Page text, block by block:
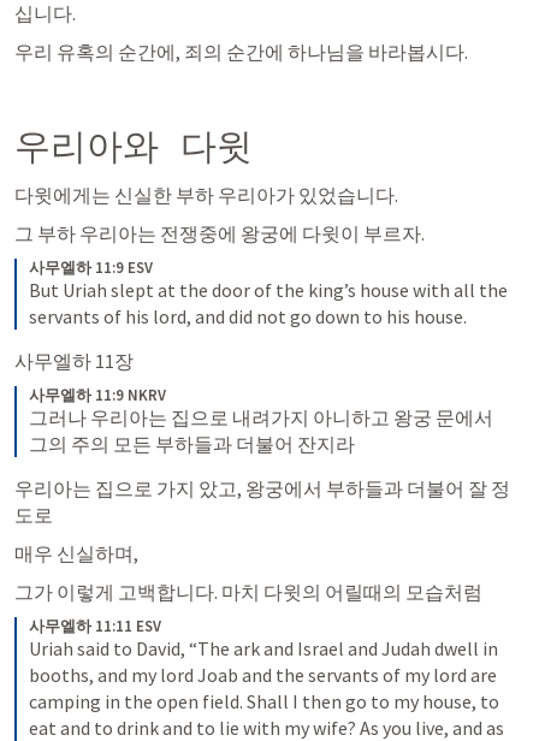
십니다.
우리 유혹의 순간에, 죄의 순간에 하나님을 바라봅시다.
우리아와  다윗
다윗에게는 신실한 부하 우리아가 있었습니다.
그 부하 우리아는 전쟁중에 왕궁에 다윗이 부르자.
사무엘하 11:9 ESV
But Uriah slept at the door of the king’s house with all the
servants of his lord, and did not go down to his house.
사무엘하 11장
사무엘하 11:9 NKRV
그러나 우리아는 집으로 내려가지 아니하고 왕궁 문에서
그의 주의 모든 부하들과 더불어 잔지라
우리아는 집으로 가지 았고, 왕궁에서 부하들과 더불어 잘 정
도로
매우 신실하며,
그가 이렇게 고백합니다. 마치 다윗의 어릴때의 모습처럼
사무엘하 11:11 ESV
Uriah said to David, “The ark and Israel and Judah dwell in
booths, and my lord Joab and the servants of my lord are
camping in the open field. Shall I then go to my house, to
eat and to drink and to lie with my wife? As you live, and as